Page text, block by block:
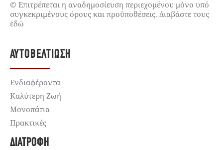
© Επιτρέπεται η αναδημοσίευση περιεχομένου μόνο υπό
συγκεκριμένους όρους και προϋποθέσεις. Διαβάστε τους
εδώ
ΑΥΤΟΒΕΛΤΊΩΣΗ
Ενδιαφέροντα
Καλύτερη Ζωή
Μονοπάτια
Πρακτικές
ΔΙΑΤΡΟΦΉ